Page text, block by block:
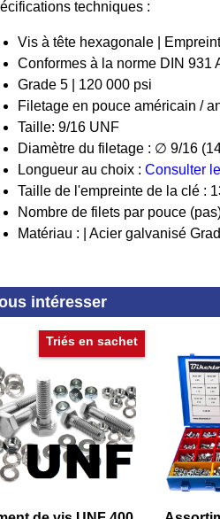
techniques :
Vis à tête hexagonale |
Conformes à la norme DIN 931
Grade 5 | 120 000 psi
Filetage en pouce américain /
Taille: 9/16 UNF
Diamètre du filetage : ∅ 9/16
Longueur au choix : Consulter
Taille de l'empreinte de la clé :
Nombre de filets par pouce
Matériau : | Acier galvanisé
intéresser
Triés en sachet